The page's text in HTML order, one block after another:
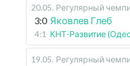
20.05. Регулярный
3:0 Яковлев Глеб
4:1 КНТ-Развитие
19.05. Регулярный